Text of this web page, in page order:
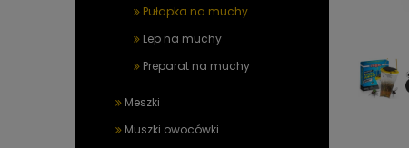
Pułapka na muchy
Lep na muchy
Preparat na muchy
Meszki
Muszki owocówki